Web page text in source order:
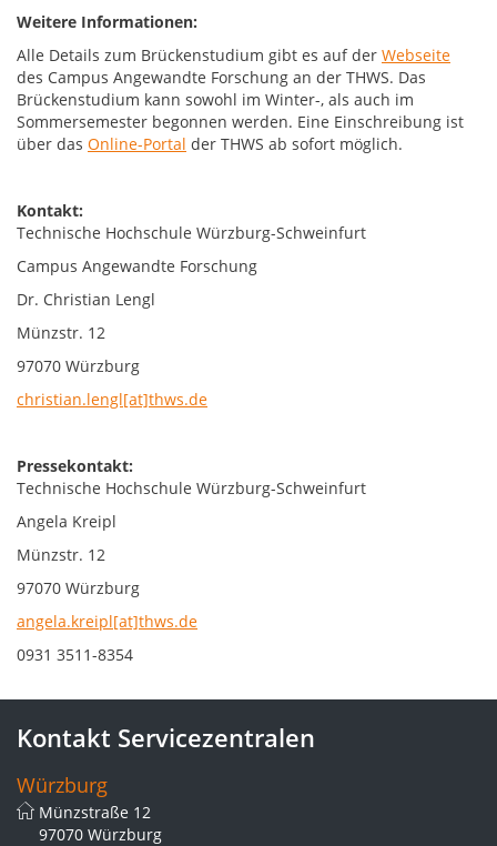
Weitere Informationen:
Alle Details zum Brückenstudium gibt es auf der Webseite
des Campus Angewandte Forschung an der THWS. Das
Brückenstudium kann sowohl im Winter-, als auch im
Sommersemester begonnen werden. Eine Einschreibung ist
über das Online-Portal der THWS ab sofort möglich.
Kontakt:
Technische Hochschule Würzburg-Schweinfurt
Campus Angewandte Forschung
Dr. Christian Lengl
Münzstr. 12
97070 Würzburg
christian.lengl[at]thws.de
Pressekontakt:
Technische Hochschule Würzburg-Schweinfurt
Angela Kreipl
Münzstr. 12
97070 Würzburg
angela.kreipl[at]thws.de
0931 3511-8354
Kontakt Servicezentralen
Würzburg
Münzstraße 12
97070 Würzburg